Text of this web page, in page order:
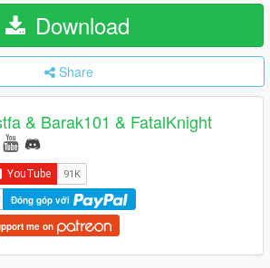
Download
Share
& Barak101 & FatalKnight
Đóng góp với
me on